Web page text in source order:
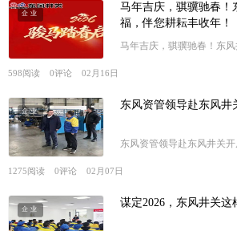
企业
马年吉庆，骐骥驰春！
福，伴您耕耘丰收年！
马年吉庆，骐骥驰春！东
598阅读 0评论 02月16日
企业 东风资管领导赴东风井
东风资管领导赴东风井关
1275阅读 0评论 02月07日
企业 谋定2026，东风井关这